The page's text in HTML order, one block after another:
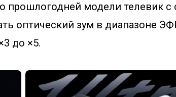
прошлогодней модели телевик с
оптический зум в диапазоне
до ×5.